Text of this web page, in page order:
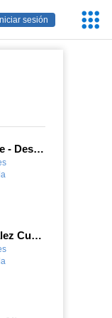
Iniciar sesión
Daniela Elena Ene - Desarrollo de Aplicaciones Web - Reykjavik - Islandia 2026
Francisco González Cuellar - Desarrollo de Aplicaciones Multiplataforma - Zagreb - Croacia 2026